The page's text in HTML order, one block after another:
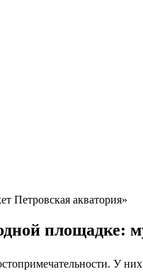
Петровская акватория»
площадке:
У